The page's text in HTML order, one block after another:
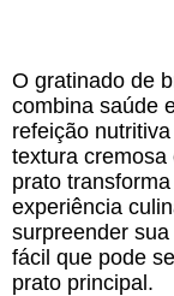
O gratinado de
combina saúde
refeição
textura
prato
experiência
surpreender
fácil que pode
prato principal.